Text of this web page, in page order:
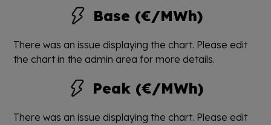
Base (€/MWh)
There was an issue displaying the chart. Please edit
the chart in the admin area for more details.
Peak (€/MWh)
There was an issue displaying the chart. Please edit